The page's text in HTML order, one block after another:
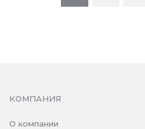
КОМПАНИЯ
О компании